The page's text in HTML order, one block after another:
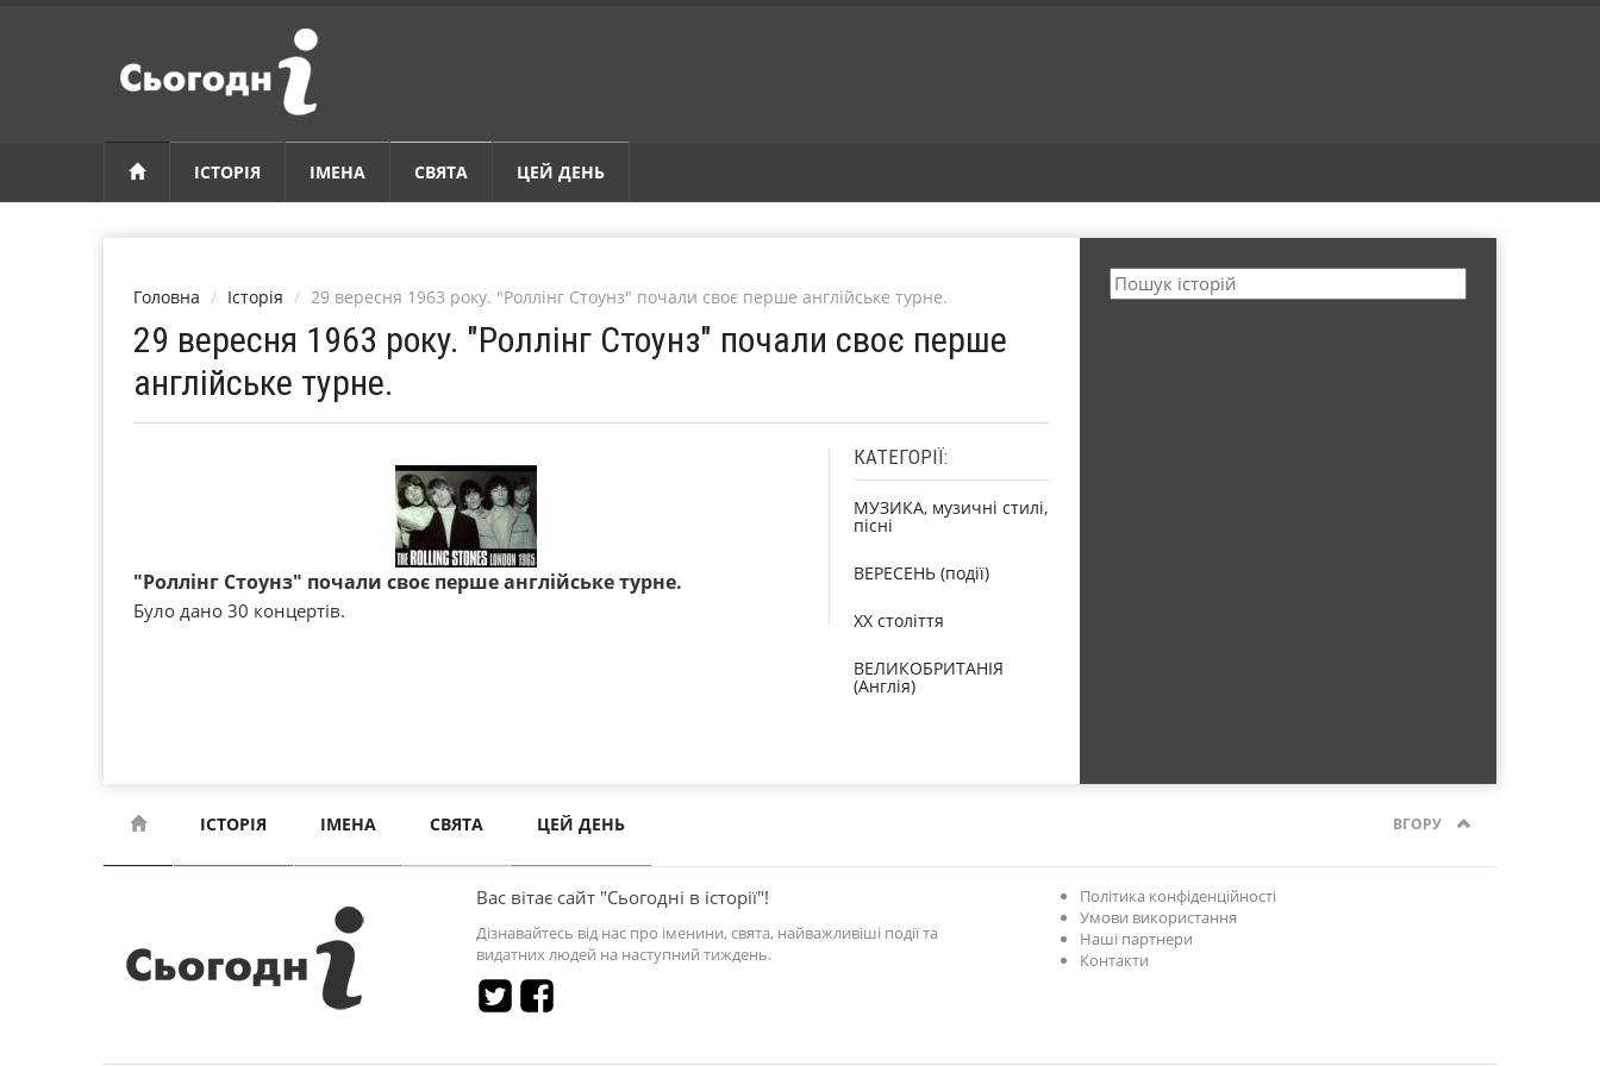
ІСТОРІЯ ІМЕНА СВЯТА ЦЕЙ ДЕНЬ
Головна Історія 29 вересня 1963 року. "Роллінг Стоунз" почали своє перше англійське турне.
29 вересня 1963 року. "Роллінг Стоунз" почали своє перше
англійське турне.
"Роллінг Стоунз" почали своє перше англійське турне.
Було дано 30 концертів.
КАТЕГОРІЇ:
МУЗИКА, музичні стилі,
пісні
ВЕРЕСЕНЬ (події)
XX століття
ВЕЛИКОБРИТАНІЯ
(Англія)
ІСТОРІЯ ІМЕНА СВЯТА ЦЕЙ ДЕНЬ ВГОРУ
Вас вітає сайт "Сьогодні в історії"!
Дізнавайтесь від нас про іменини, свята, найважливіші події та
видатних людей на наступний тиждень.
Політика конфіденційності
Умови використання
Наші партнери
Контакти